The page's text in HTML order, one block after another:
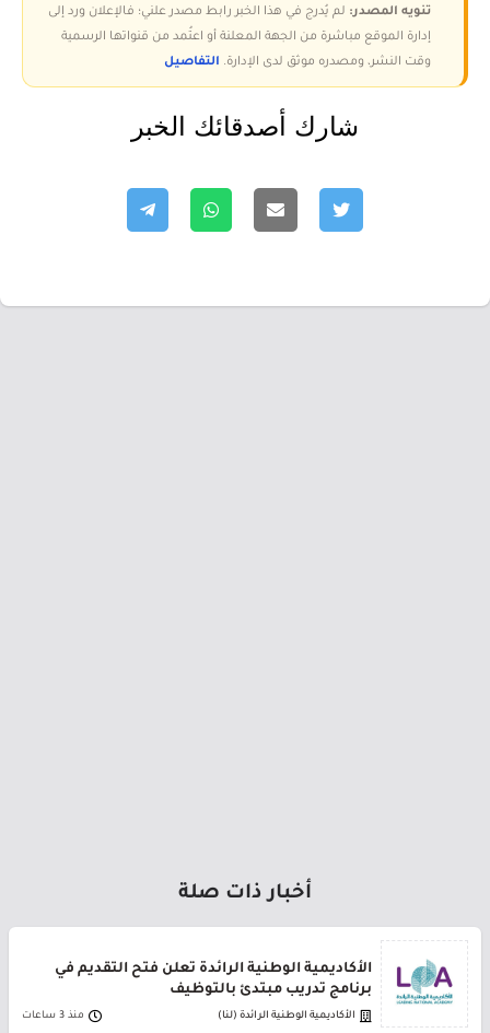
تنويه المصدر: لم يُدرج في هذا الخبر رابط مصدر علني؛ فالإعلان ورد إلى
إدارة الموقع مباشرة من الجهة المعلنة أو اعتُمد من قنواتها الرسمية
وقت النشر، ومصدره موثق لدى الإدارة. التفاصيل
شارك أصدقائك الخبر
أخبار ذات صلة
الأكاديمية الوطنية الرائدة تعلن فتح التقديم في
برنامج تدريب مبتدئ بالتوظيف
الأكاديمية الوطنية الرائدة (لنا) منذ 3 ساعات